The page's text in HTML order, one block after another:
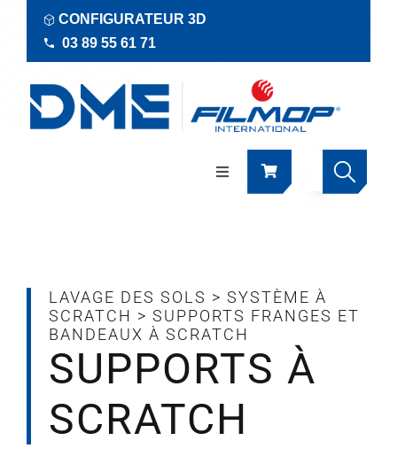
contenu
CONFIGURATEUR 3D
03 89 55 61 71
Navigation
Documentations
LAVAGE DES SOLS > SYSTÈME À
SCRATCH > SUPPORTS FRANGES ET
BANDEAUX À SCRATCH
SUPPORTS À
SCRATCH